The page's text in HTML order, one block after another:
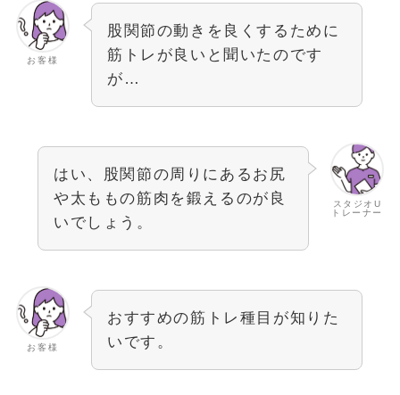
お客様
股関節の動きを良くするために
筋トレが良いと聞いたのです
が…
スタジオU
トレーナー
はい、股関節の周りにあるお尻
や太ももの筋肉を鍛えるのが良
いでしょう。
お客様
おすすめの筋トレ種目が知りた
いです。